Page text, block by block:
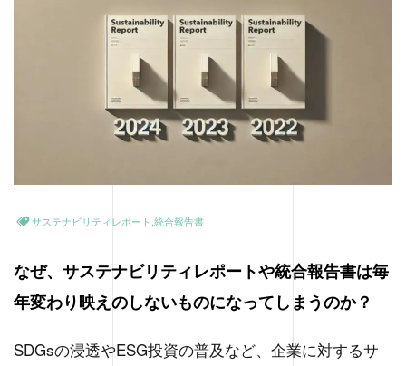
サステナビリティレポート,統合報告書
なぜ、サステナビリティレポートや統合報告書は毎
年変わり映えのしないものになってしまうのか？
SDGsの浸透やESG投資の普及など、企業に対するサ